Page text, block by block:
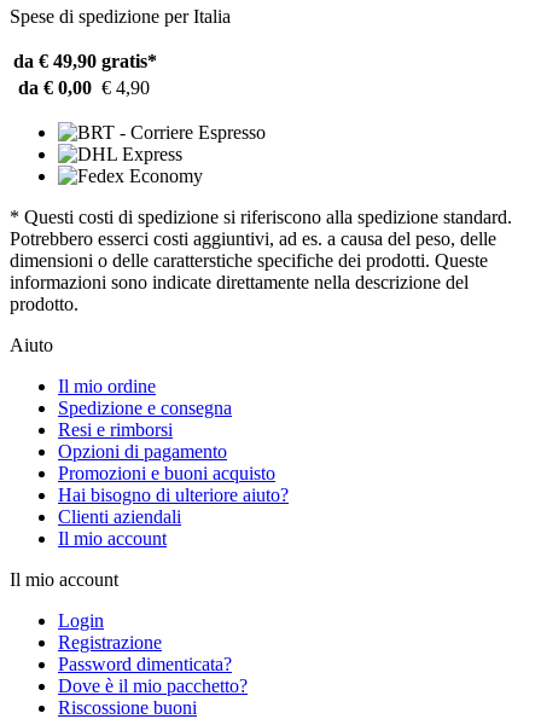
Spese di spedizione per Italia
da € 49,90 gratis*
da € 0,00 € 4,90
* Questi costi di spedizione si riferiscono alla spedizione standard.
Potrebbero esserci costi aggiuntivi, ad es. a causa del peso, delle
dimensioni o delle caratterstiche specifiche dei prodotti. Queste
informazioni sono indicate direttamente nella descrizione del
prodotto.
Aiuto
Il mio ordine
Spedizione e consegna
Resi e rimborsi
Opzioni di pagamento
Promozioni e buoni acquisto
Hai bisogno di ulteriore aiuto?
Clienti aziendali
Il mio account
Il mio account
Login
Registrazione
Password dimenticata?
Dove è il mio pacchetto?
Riscossione buoni